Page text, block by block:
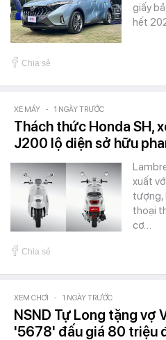
giấy
hết
Chia sẻ
XE MÁY - 1 NGÀY TRƯỚC
Thách thức Honda SH,
J200 lộ diện sở hữu
xuất
tượng,
thoại
cơ…
Chia sẻ
XEM CHƠI - 1 NGÀY TRƯỚC
NSND Tự Long tặng vợ
'5678' đấu giá 80 triệu